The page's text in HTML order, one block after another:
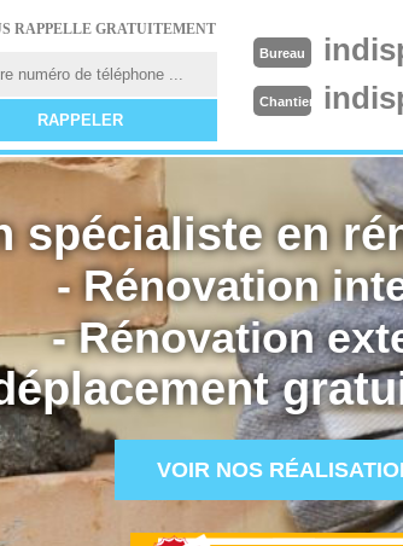
RAPPELLE GRATUITEMENT
Bureau
Chantier
spécialiste en
- Rénovation
- Rénovation
VOIR NOS